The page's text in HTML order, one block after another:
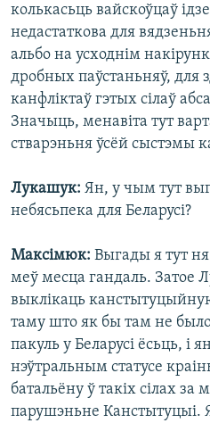
колькасьць вайскоўцаў
недастаткова для
альбо на усходнім
дробных паўстаньняў, для
канфліктаў гэтых сілаў
Значыць, менавіта тут
стварэньня ўсёй сыстэмы
Лукашук: Ян, у чым тут
небясьпека для Беларусі?
Максімюк: Выгады я тут
меў месца гандаль. Затое
выклікаць
таму што як бы там не
пакуль у Беларусі ёсьць, і
нэўтральным статусе
батальёну ў такіх сілах
парушэньне Канстытуцыі.